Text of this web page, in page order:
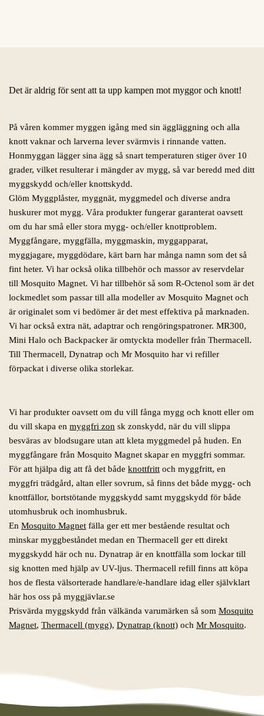
Det är aldrig för sent att ta upp kampen mot myggor och knott!
På våren kommer myggen igång med sin äggläggning och alla
knott vaknar och larverna lever svärmvis i rinnande vatten.
Honmyggan lägger sina ägg så snart temperaturen stiger över 10
grader, vilket resulterar i mängder av mygg, så var beredd med ditt
myggskydd och/eller knottskydd.
Glöm Myggplåster, myggnät, myggmedel och diverse andra
huskurer mot mygg. Våra produkter fungerar garanterat oavsett
om du har små eller stora mygg- och/eller knottproblem.
Myggfångare, myggfälla, myggmaskin, myggapparat,
myggjagare, myggdödare, kärt barn har många namn som det så
fint heter. Vi har också olika tillbehör och massor av reservdelar
till Mosquito Magnet. Vi har tillbehör så som R-Octenol som är det
lockmedlet som passar till alla modeller av Mosquito Magnet och
är originalet som vi bedömer är det mest effektiva på marknaden.
Vi har också extra nät, adaptrar och rengöringspatroner. MR300,
Mini Halo och Backpacker är omtyckta modeller från Thermacell.
Till Thermacell, Dynatrap och Mr Mosquito har vi refiller
förpackat i diverse olika storlekar.
Vi har produkter oavsett om du vill fånga mygg och knott eller om
du vill skapa en myggfri zon sk zonskydd, när du vill slippa
besväras av blodsugare utan att kleta myggmedel på huden. En
myggfångare från Mosquito Magnet skapar en myggfri sommar.
För att hjälpa dig att få det både knottfritt och myggfritt, en
myggfri trädgård, altan eller sovrum, så finns det både mygg- och
knottfällor, bortstötande myggskydd samt myggskydd för både
utomhusbruk och inomhusbruk.
En Mosquito Magnet fälla ger ett mer bestående resultat och
minskar myggbeståndet medan en Thermacell ger ett direkt
myggskydd här och nu. Dynatrap är en knottfälla som lockar till
sig knotten med hjälp av UV-ljus. Thermacell refill finns att köpa
hos de flesta välsorterade handlare/e-handlare idag eller självklart
här hos oss på myggjävlar.se
Prisvärda myggskydd från välkända varumärken så som Mosquito
Magnet, Thermacell (mygg), Dynatrap (knott) och Mr Mosquito.